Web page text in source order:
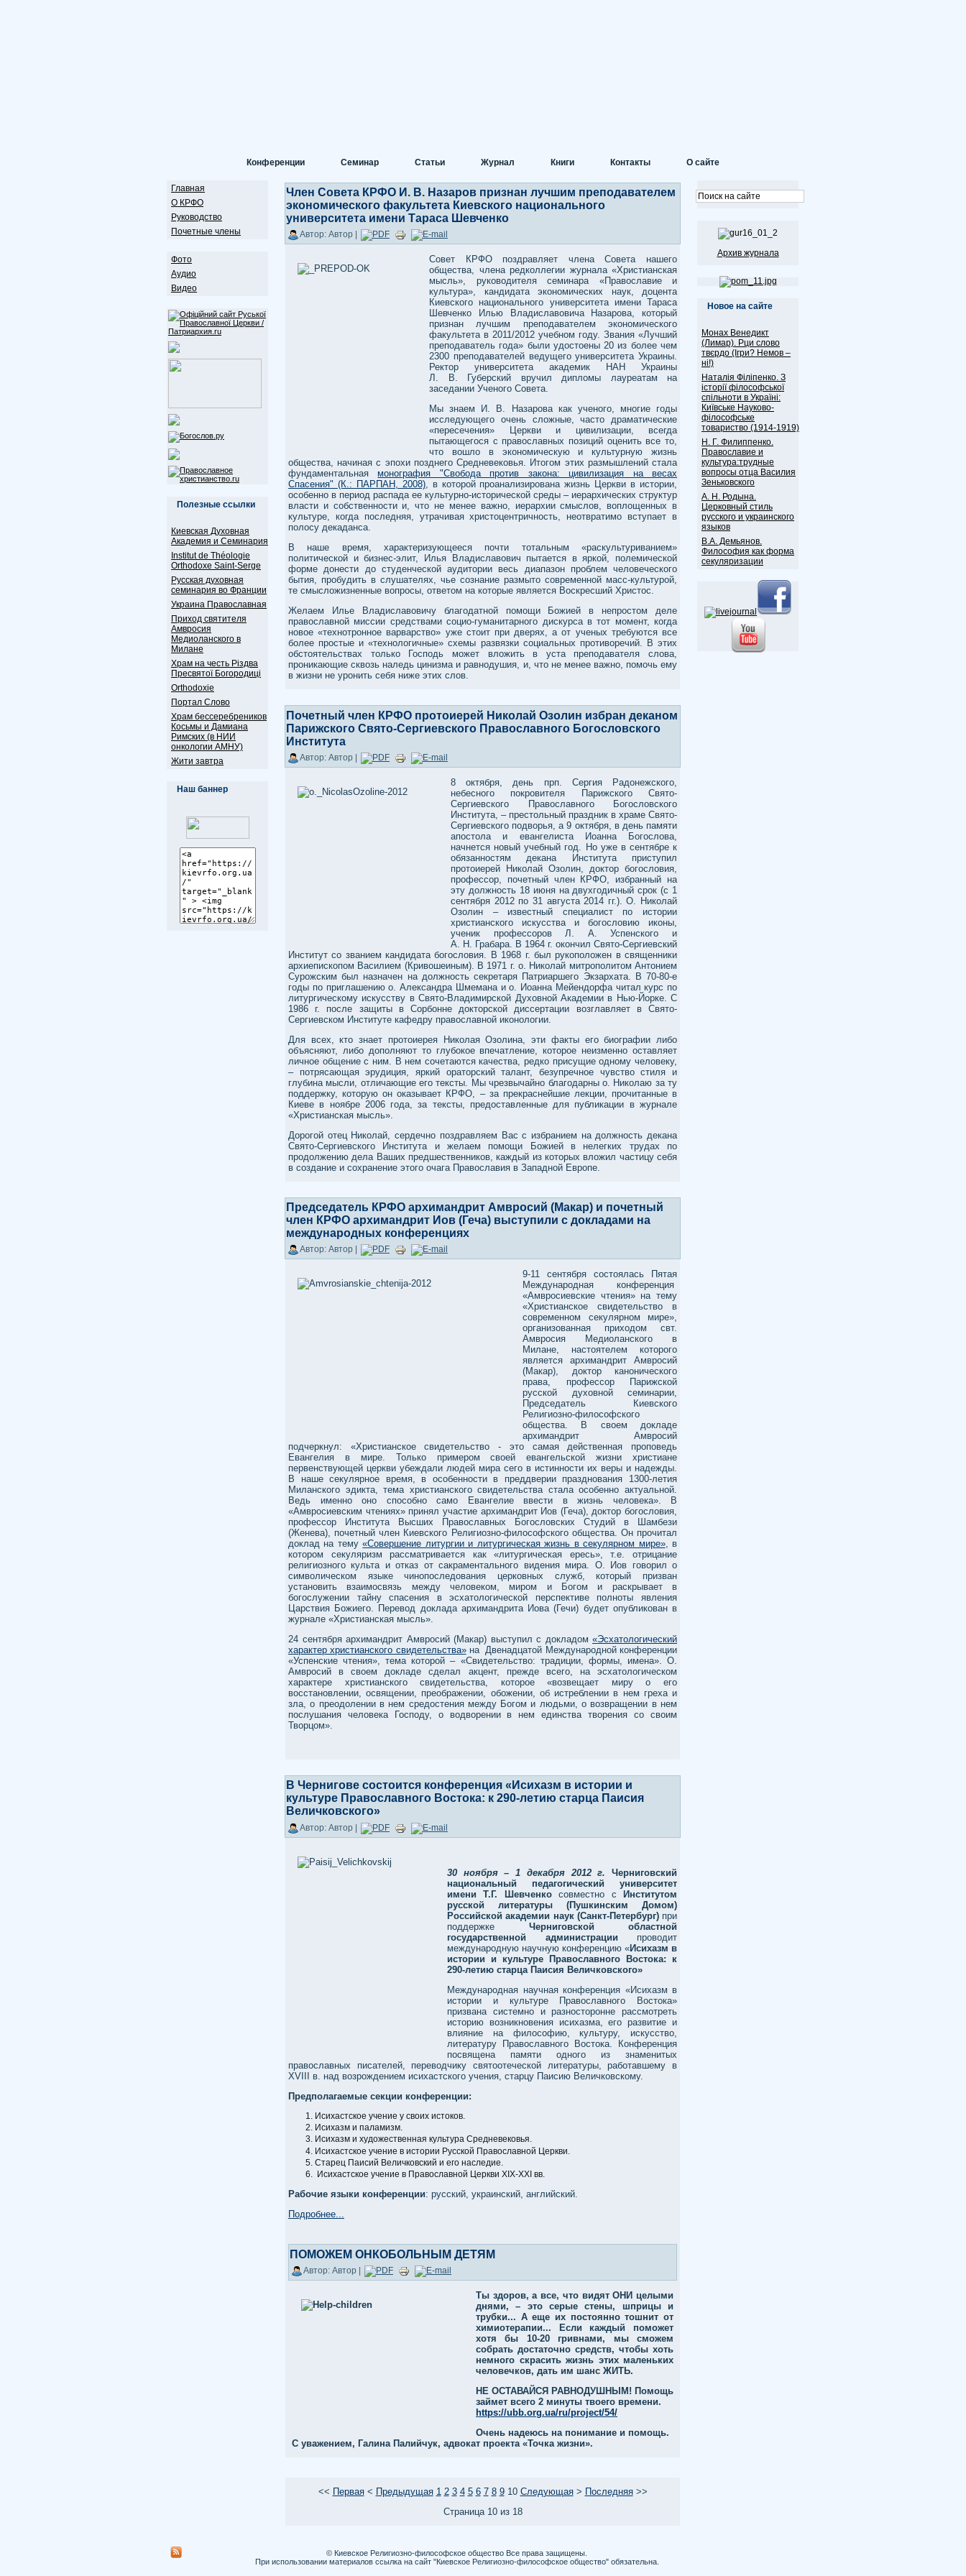
Конференции Семинар Статьи Журнал Книги Контакты О сайте
Главная
О КРФО
Руководство
Почетные члены
Фото
Аудио
Видео
Полезные ссылки
Киевская Духовная
Академия и Семинария
Institut de Théologie
Orthodoxe Saint-Serge
Русская духовная
семинария во Франции
Украина Православная
Приход святителя
Амвросия
Медиоланского в
Милане
Храм на честь Різдва
Пресвятої Богородиці
Оrthodoxie
Портал Слово
Храм бессеребреников
Косьмы и Дамиана
Римских (в НИИ
онкологии АМНУ)
Жити завтра
Наш баннер
Член Совета КРФО И. В. Назаров признан лучшим преподавателем
экономического факультета Киевского национального
университета имени Тараса Шевченко
Автор: Автор |
Совет КРФО поздравляет члена Совета нашего
общества, члена редколлегии журнала «Христианская
мысль», руководителя семинара «Православие и
культура», кандидата экономических наук, доцента
Киевского национального университета имени Тараса
Шевченко Илью Владиславовича Назарова, который
признан лучшим преподавателем экономического
факультета в 2011/2012 учебном году. Звания «Лучший
преподаватель года» были удостоены 20 из более чем
2300 преподавателей ведущего университета Украины.
Ректор университета академик НАН Украины
Л. В. Губерский вручил дипломы лауреатам на
заседании Ученого Совета.
Мы знаем И. В. Назарова как ученого, многие годы
исследующего очень сложные, часто драматические
«пересечения» Церкви и цивилизации, всегда
пытающегося с православных позиций оценить все то,
что вошло в экономическую и культурную жизнь
общества, начиная с эпохи позднего Средневековья. Итогом этих размышлений стала
фундаментальная монография "Свобода против закона: цивилизация на весах
Спасения" (К.: ПАРПАН, 2008), в которой проанализирована жизнь Церкви в истории,
особенно в период распада ее культурно-исторической среды – иерархических структур
власти и собственности и, что не менее важно, иерархии смыслов, воплощенных в
культуре, когда последняя, утрачивая христоцентричность, неотвратимо вступает в
полосу декаданса.
В наше время, характеризующееся почти тотальным «раскультуриванием»
политической и бизнес-элит, Илья Владиславович пытается в яркой, полемической
форме донести до студенческой аудитории весь диапазон проблем человеческого
бытия, пробудить в слушателях, чье сознание размыто современной масс-культурой,
те смысложизненные вопросы, ответом на которые является Воскресший Христос.
Желаем Илье Владиславовичу благодатной помощи Божией в непростом деле
православной миссии средствами социо-гуманитарного дискурса в тот момент, когда
новое «технотронное варварство» уже стоит при дверях, а от ученых требуются все
более простые и «технологичные» схемы развязки социальных противоречий. В этих
обстоятельствах только Господь может вложить в уста преподавателя слова,
проникающие сквозь наледь цинизма и равнодушия, и, что не менее важно, помочь ему
в жизни не уронить себя ниже этих слов.
Почетный член КРФО протоиерей Николай Озолин избран деканом
Парижского Свято-Сергиевского Православного Богословского
Института
Автор: Автор |
8 октября, день прп. Сергия Радонежского,
небесного покровителя Парижского Свято-
Сергиевского Православного Богословского
Института, – престольный праздник в храме Свято-
Сергиевского подворья, а 9 октября, в день памяти
апостола и евангелиста Иоанна Богослова,
начнется новый учебный год. Но уже в сентябре к
обязанностям декана Института приступил
протоиерей Николай Озолин, доктор богословия,
профессор, почетный член КРФО, избранный на
эту должность 18 июня на двухгодичный срок (с 1
сентября 2012 по 31 августа 2014 гг.). О. Николай
Озолин – известный специалист по истории
христианского искусства и богословию иконы,
ученик профессоров Л. А. Успенского и
А. Н. Грабара. В 1964 г. окончил Свято-Сергиевский
Институт со званием кандидата богословия. В 1968 г. был рукоположен в священники
архиепископом Василием (Кривошеиным). В 1971 г. о. Николай митрополитом Антонием
Сурожским был назначен на должность секретаря Патриаршего Экзархата. В 70-80-е
годы по приглашению о. Александра Шмемана и о. Иоанна Мейендорфа читал курс по
литургическому искусству в Свято-Владимирской Духовной Академии в Нью-Йорке. С
1986 г. после защиты в Сорбонне докторской диссертации возглавляет в Свято-
Сергиевском Институте кафедру православной иконологии.
Для всех, кто знает протоиерея Николая Озолина, эти факты его биографии либо
объясняют, либо дополняют то глубокое впечатление, которое неизменно оставляет
личное общение с ним. В нем сочетаются качества, редко присущие одному человеку,
– потрясающая эрудиция, яркий ораторский талант, безупречное чувство стиля и
глубина мысли, отличающие его тексты. Мы чрезвычайно благодарны о. Николаю за ту
поддержку, которую он оказывает КРФО, – за прекраснейшие лекции, прочитанные в
Киеве в ноябре 2006 года, за тексты, предоставленные для публикации в журнале
«Христианская мысль».
Дорогой отец Николай, сердечно поздравляем Вас с избранием на должность декана
Свято-Сергиевского Института и желаем помощи Божией в нелегких трудах по
продолжению дела Ваших предшественников, каждый из которых вложил частицу себя
в создание и сохранение этого очага Православия в Западной Европе.
Председатель КРФО архимандрит Амвросий (Макар) и почетный
член КРФО архимандрит Иов (Геча) выступили с докладами на
международных конференциях
Автор: Автор |
9-11 сентября состоялась Пятая
Международная конференция
«Амвросиевские чтения» на тему
«Христианское свидетельство в
современном секулярном мире»,
организованная приходом свт.
Амвросия Медиоланского в
Милане, настоятелем которого
является архимандрит Амвросий
(Макар), доктор канонического
права, профессор Парижской
русской духовной семинарии,
Председатель Киевского
Религиозно-философского
общества. В своем докладе
архимандрит Амвросий
подчеркнул: «Христианское свидетельство - это самая действенная проповедь
Евангелия в мире. Только примером своей евангельской жизни христиане
первенствующей церкви убеждали людей мира сего в истинности их веры и надежды.
В наше секулярное время, в особенности в преддверии празднования 1300-летия
Миланского эдикта, тема христианского свидетельства стала особенно актуальной.
Ведь именно оно способно само Евангелие ввести в жизнь человека». В
«Амвросиевским чтениях» принял участие архимандрит Иов (Геча), доктор богословия,
профессор Института Высших Православных Богословских Студий в Шамбези
(Женева), почетный член Киевского Религиозно-философского общества. Он прочитал
доклад на тему«Совершение литургии и литургическая жизнь в секулярном мире», в
котором секуляризм рассматривается как «литургическая ересь», т.е. отрицание
религиозного культа и отказ от сакраментального видения мира. О. Иов говорил о
символическом языке чинопоследования церковных служб, который призван
установить взаимосвязь между человеком, миром и Богом и раскрывает в
богослужении тайну спасения в эсхатологической перспективе полноты явления
Царствия Божиего. Перевод доклада архимандрита Иова (Гечи) будет опубликован в
журнале «Христианская мысль».
24 сентября архимандрит Амвросий (Макар) выступил с докладом «Эсхатологический
характер христианского свидетельства»на Двенадцатой Международной конференции
«Успенские чтения», тема которой – «Свидетельство: традиции, формы, имена». О.
Амвросий в своем докладе сделал акцент, прежде всего, на эсхатологическом
характере христианского свидетельства, которое «возвещает миру о его
восстановлении, освящении, преображении, обожении, об истреблении в нем греха и
зла, о преодолении в нем средостения между Богом и людьми, о возвращении в нем
послушания человека Господу, о водворении в нем единства творения со своим
Творцом».
В Чернигове состоится конференция «Исихазм в истории и
культуре Православного Востока: к 290-летию старца Паисия
Величковского»
Автор: Автор |
30 ноября – 1 декабря 2012 г. Черниговский
национальный педагогический университет
имени Т.Г.
Шевченкосовместно сИнститутом
русской литературы (Пушкинским Домом)
Российской академии наук (Санкт-Петербург) при
поддержке Черниговской областной
государственной администрации проводит
международную научную конференцию «Исихазм в
истории и культуре Православного Востока: к
290-летию старца Паисия Величковского»
Международная научная конференция «Исихазм в
истории и культуре Православного Востока»
призвана системно и разносторонне рассмотреть
историю возникновения исихазма, его развитие и
влияние на философию, культуру, искусство,
литературу Православного Востока. Конференция
посвящена памяти одного из знаменитых
православных писателей, переводчику святоотеческой литературы, работавшему в
XVIII в. над возрождением исихастского учения, старцу Паисию Величковскому.
Предполагаемые секции конференции:
Исихастское учение у своих истоков.
Исихазм и паламизм.
Исихазм и художественная культура Средневековья.
Исихастское учение в истории Русской Православной Церкви.
Старец Паисий Величковский и его наследие.
Исихастское учение в Православной Церкви XIX-XXI вв.
Рабочие языки конференции: русский, украинский, английский.
Подробнее...
ПОМОЖЕМ ОНКОБОЛЬНЫМ ДЕТЯМ
Автор: Автор |
Ты здоров, а все, что видят ОНИ целыми
днями, – это серые стены, шприцы и
трубки... А еще их постоянно тошнит от
химиотерапии... Если каждый поможет
хотя бы 10-20 гривнами, мы сможем
собрать достаточно средств, чтобы хоть
немного скрасить жизнь этих маленьких
человечков, дать им шанс ЖИТЬ.
НЕ ОСТАВАЙСЯ РАВНОДУШНЫМ! Помощь
займет всего 2 минуты твоего времени.
https://ubb.org.ua/ru/project/54/
Очень надеюсь на понимание и помощь.
С уважением, Галина Палийчук, адвокат проекта «Точка жизни».
<< Первая< Предыдущая 1 2 3 4 5 6 7 8 9 10 Следующая> Последняя>>
Страница 10 из 18
Архив журнала
Новое на сайте
Монах Венедикт
(Лимар). Рци слово
твєрдо (Ігри? Немов –
ні!)
Наталія Філіпенко. З
історії філософської
спільноти в Україні:
Київське Науково-
філософське
товариство (1914-1919)
Н. Г. Филиппенко.
Православие и
культура:трудные
вопросы отца Василия
Зеньковского
А. Н. Родына.
Церковный стиль
русского и украинского
языков
В.А. Демьянов.
Философия как форма
секуляризации
© Киевское Религиозно-философское общество Все права защищены.
При использовании материалов ссылка на сайт "Киевское Религиозно-философское общество" обязательна.